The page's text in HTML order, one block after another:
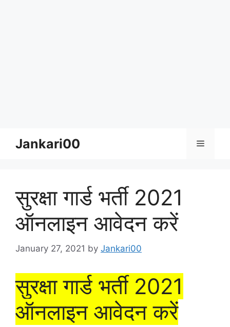
Jankari00 Menu
सुरक्षा गार्ड भर्ती 2021
ऑनलाइन आवेदन करें
January 27, 2021 by Jankari00
सुरक्षा गार्ड भर्ती 2021
ऑनलाइन आवेदन करें